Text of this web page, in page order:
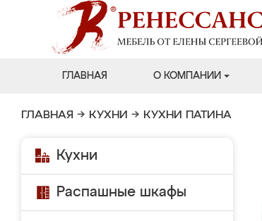
ГЛАВНАЯ О КОМПАНИИ
ГЛАВНАЯ → КУХНИ → КУХНИ ПАТИНА
Кухни
Распашные шкафы